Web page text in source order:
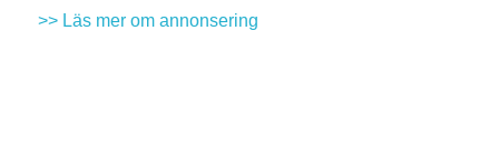
>> Läs mer om annonsering